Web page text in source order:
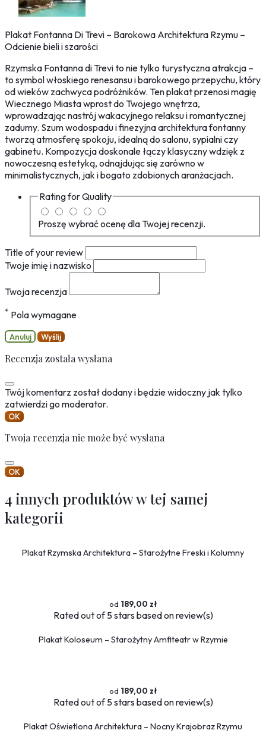
Plakat Fontanna Di Trevi – Barokowa Architektura Rzymu –
Odcienie bieli i szarości
Rzymska Fontanna di Trevi to nie tylko turystyczna atrakcja –
to symbol włoskiego renesansu i barokowego przepychu, który
od wieków zachwyca podróżników. Ten plakat przenosi magię
Wiecznego Miasta wprost do Twojego wnętrza,
wprowadzając nastrój wakacyjnego relaksu i romantycznej
zadumy. Szum wodospadu i finezyjna architektura fontanny
tworzą atmosferę spokoju, idealną do salonu, sypialni czy
gabinetu. Kompozycja doskonale łączy klasyczny wdzięk z
nowoczesną estetyką, odnajdując się zarówno w
minimalistycznych, jak i bogato zdobionych aranżacjach.
Rating forQuality
Proszę wybrać ocenę dla Twojej recenzji.
Title of your review
Twoje imię i nazwisko
Twoja recenzja
* Pola wymagane
Anuluj Wyślij
Recenzja została wysłana
Twój komentarz został dodany i będzie widoczny jak tylko
zatwierdzi go moderator.
OK
Twoja recenzja nie może być wysłana
OK
4 innych produktów w tej samej
kategorii
Plakat Rzymska Architektura – Starożytne Freski i Kolumny
189,00 zł
Ratedout of 5 stars based onreview(s)
Plakat Koloseum – Starożytny Amfiteatr w Rzymie
189,00 zł
Ratedout of 5 stars based onreview(s)
Plakat Oświetlona Architektura – Nocny Krajobraz Rzymu